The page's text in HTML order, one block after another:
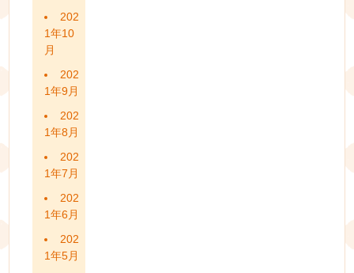
202
1年10
月
202
1年9月
202
1年8月
202
1年7月
202
1年6月
202
1年5月